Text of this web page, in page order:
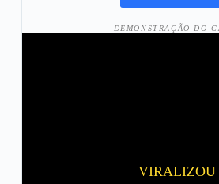
DEMONSTRAÇÃO DO
VIRALIZOU